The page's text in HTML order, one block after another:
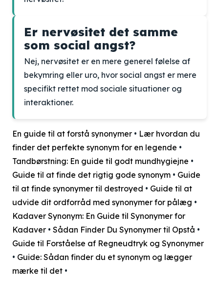
Er nervøsitet det samme
som social angst?
Nej, nervøsitet er en mere generel følelse af
bekymring eller uro, hvor social angst er mere
specifikt rettet mod sociale situationer og
interaktioner.
En guide til at forstå synonymer • Lær hvordan du
finder det perfekte synonym for en legende •
Tandbørstning: En guide til godt mundhygiejne •
Guide til at finde det rigtig gode synonym • Guide
til at finde synonymer til destroyed • Guide til at
udvide dit ordforråd med synonymer for pålæg •
Kadaver Synonym: En Guide til Synonymer for
Kadaver • Sådan Finder Du Synonymer til Opstå •
Guide til Forståelse af Regneudtryk og Synonymer
• Guide: Sådan finder du et synonym og lægger
mærke til det •